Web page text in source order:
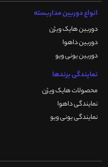
انواع دوربین مداربسته
دوربین هایک ویژن
دوربین داهوا
دوربین یونی ویو
نمایندگی برندها
محصولات هایک ویژن
نمایندگی داهوا
نمایندگی یونی ویو